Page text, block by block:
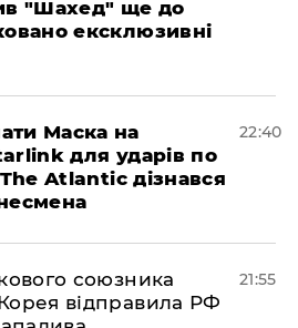
"Шахед" ще до
ексклюзивні
Маска на
для ударів по
Atlantic дізнався
22:40
союзника
відправила РФ
21:55